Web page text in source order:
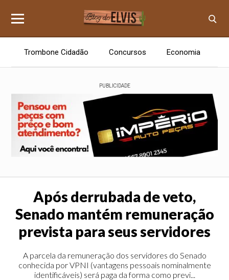
Trombone Cidadão Concursos Economia
PUBLICIDADE
Após derrubada de veto,
Senado mantém remuneração
prevista para seus servidores
A parcela da remuneração dos servidores do Senado
conhecida por VPNI (vantagens pessoais nominalmente
identificáveis) será paga da forma como previ...